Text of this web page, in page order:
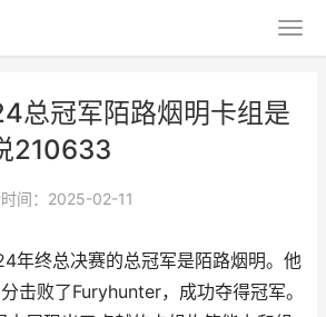
总冠军陌路烟明卡组是
210633
间：2025-02-11
年终总决赛的总冠军是陌路烟明‌。他
击败了Furyhunter，成功夺得冠军‌。